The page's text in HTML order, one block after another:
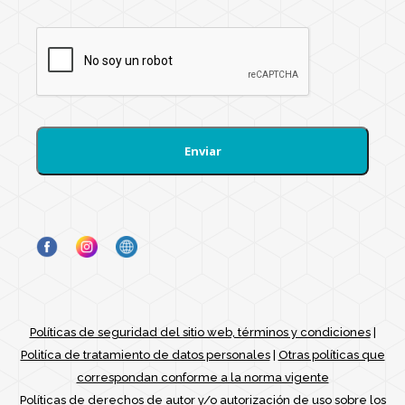
Políticas de seguridad del sitio web, términos y condiciones|
Politíca de tratamiento de datos personales| Otras políticas que
correspondan conforme a la norma vigente
Políticas de derechos de autor y/o autorización de uso sobre los